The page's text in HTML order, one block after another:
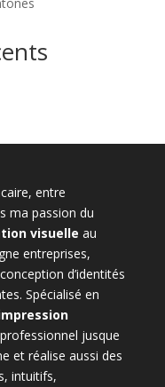
entre
ma passion du
visuelle au
entreprises,
d’identités
Spécialisé en
jusque
et réalise aussi des
intuitifs,